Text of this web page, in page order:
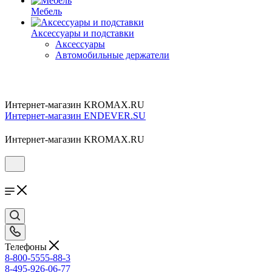
Мебель
Аксессуары и подставки
Аксессуары
Автомобильные держатели
Интернет-магазин KROMAX.RU
Интернет-магазин ENDEVER.SU
Интернет-магазин KROMAX.RU
Телефоны
8-800-5555-88-3
8-495-926-06-77